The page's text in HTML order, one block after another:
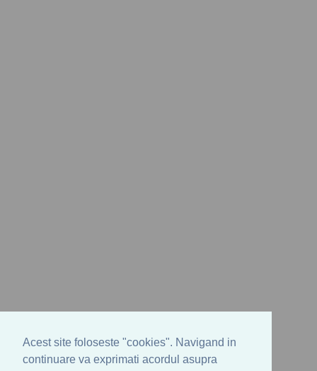
Acest site foloseste "cookies". Navigand in
continuare va exprimati acordul asupra